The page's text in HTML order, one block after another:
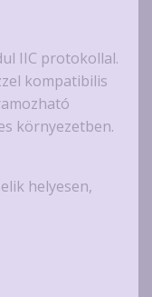
IIC protokollal.
kompatibilis
környezetben.
helyesen,